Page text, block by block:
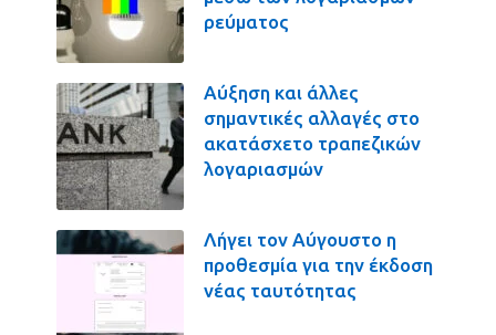
ρεύματος
Αύξηση και άλλες
σημαντικές αλλαγές στο
ακατάσχετο τραπεζικών
λογαριασμών
Λήγει τον Αύγουστο η
προθεσμία για την έκδοση
νέας ταυτότητας